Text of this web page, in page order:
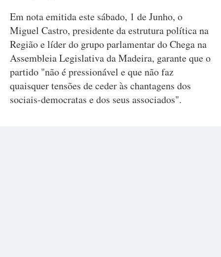
Em nota emitida este sábado, 1 de Junho, o
Miguel Castro, presidente da estrutura política na
Região e líder do grupo parlamentar do Chega na
Assembleia Legislativa da Madeira, garante que o
partido "não é pressionável e que não faz
quaisquer tensões de ceder às chantagens dos
sociais-democratas e dos seus associados".